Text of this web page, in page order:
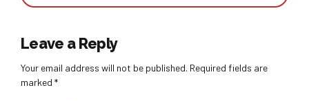
Leave a Reply
Your email address will not be published. Required fields are
marked *